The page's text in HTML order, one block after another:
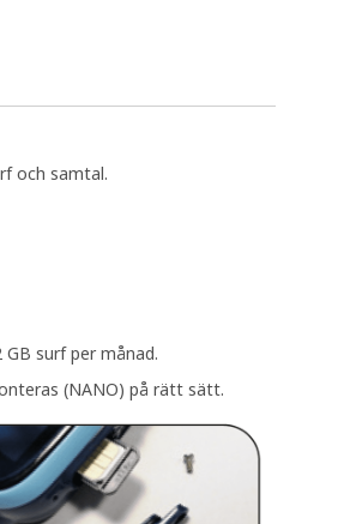
och samtal.
surf per månad.
(NANO) på rätt sätt.